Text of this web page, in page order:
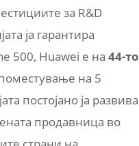
за R&D
ја гарантира
500, Huawei е на 44-то
на 5
постојано ја развива
продавница во